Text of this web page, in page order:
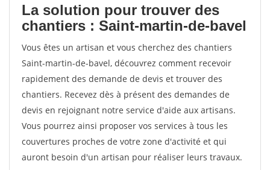
La solution pour trouver des
chantiers : Saint-martin-de-bavel
Vous êtes un artisan et vous cherchez des chantiers
Saint-martin-de-bavel, découvrez comment recevoir
rapidement des demande de devis et trouver des
chantiers. Recevez dès à présent des demandes de
devis en rejoignant notre service d'aide aux artisans.
Vous pourrez ainsi proposer vos services à tous les
couvertures proches de votre zone d'activité et qui
auront besoin d'un artisan pour réaliser leurs travaux.